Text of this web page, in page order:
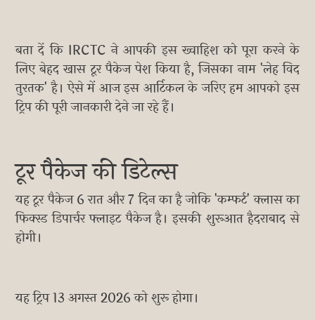
बता दें कि IRCTC ने आपकी इस ख्वाहिश को पूरा करने के
लिए बेहद खास टूर पैकेज पेश किया है, जिसका नाम 'लेह विद
तुरतक' है। ऐसे में आज इस आर्टिकल के जरिए हम आपको इस
ट्रिप की पूरी जानकारी देने जा रहे हैं।
टूर पैकेज की डिटेल्स
यह टूर पैकेज 6 रात और 7 दिन का है जोकि 'कम्फर्ट' क्लास का
फिक्स्ड डिपार्चर फ्लाइट पैकेज है। इसकी शुरूआत हैदराबाद से
होगी।
यह ट्रिप 13 अगस्त 2026 को शुरू होगा।